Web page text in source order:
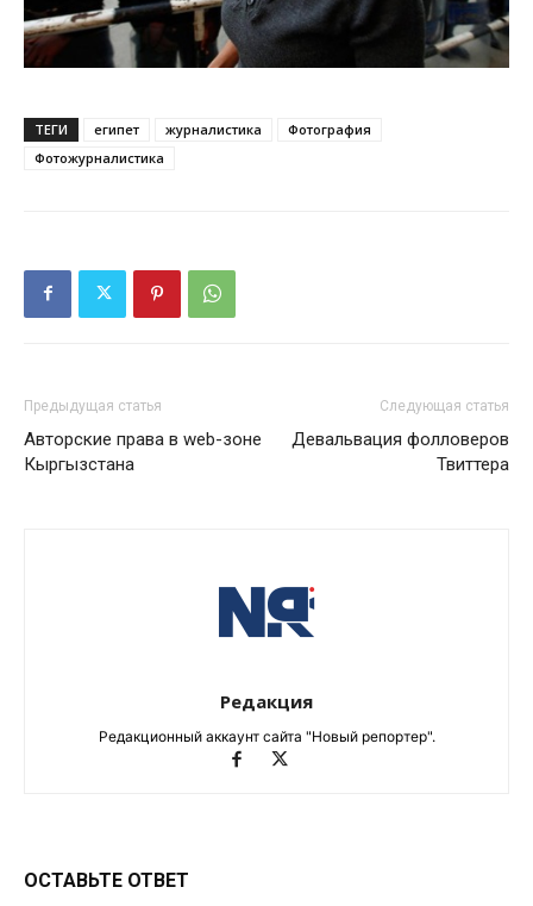
ТЕГИ египет журналистика
Фотография
Фотожурналистика
Предыдущая статья
Авторские права в web-зоне
Кыргызстана
Следующая статья
Девальвация фолловеров
Твиттера
Редакция
Редакционный аккаунт сайта "Новый репортер".
ОСТАВЬТЕ ОТВЕТ